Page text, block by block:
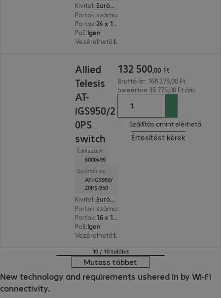
Kivitel:
Európa
Portok száma:
Portok:
24 x 10/100/1000 RJ45
PoE:Igen
Vezérelhető: Igen
Allied
Telesis
AT-
iGS950/2
0PS
switch
Cikkszám:
6000499
Gyártói-sz.
AT-IGS950/
20PS-950
Kivitel:
Európa
Portok száma:
Portok:
16 x 10/100/1000 RJ45
PoE:Igen
Vezérelhető: Igen
132 500,00 Ft
Bruttó ár: 168 275,00 Ft
beleértve 35 775,00 Ft áfa
Szállítás amint elérhető.
Értesítést kérek
10 / 10 találat
Mutass többet
New technology and requirements ushered in by Wi-Fi
connectivity.